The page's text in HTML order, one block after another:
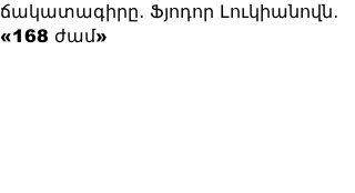
ճակատագիրը․ Ֆյոդոր Լուկիանովն․
«168 ժամ»